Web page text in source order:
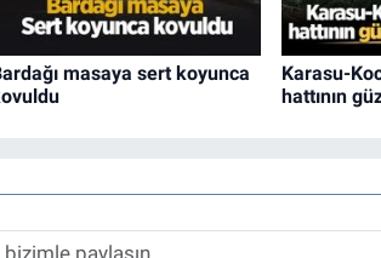
masaya sert koyunca
Karasu-
hattının